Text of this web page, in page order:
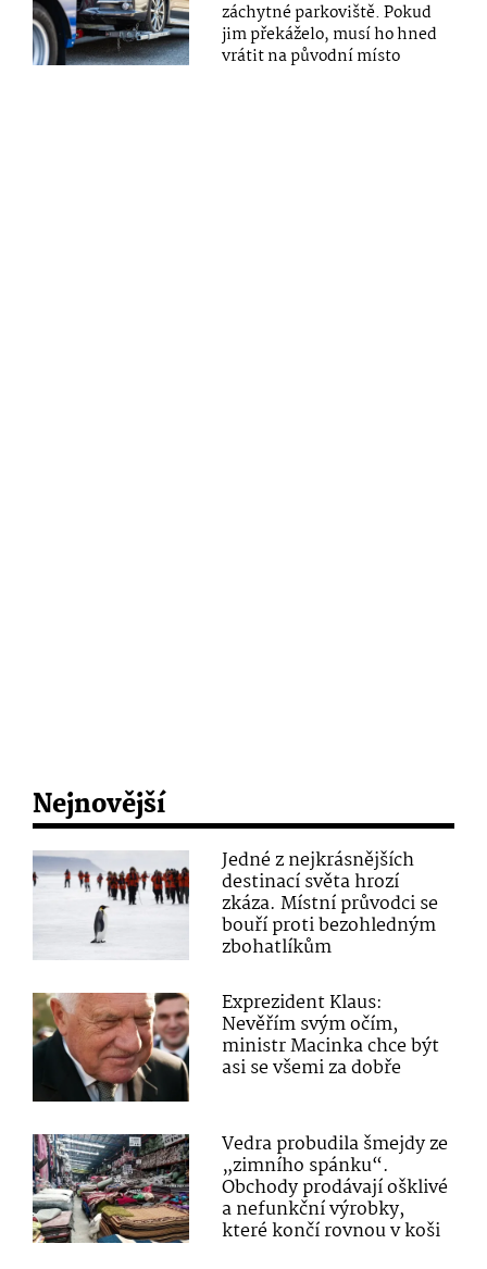
záchytné parkoviště. Pokud
jim překáželo, musí ho hned
vrátit na původní místo
Nejnovější
Jedné z nejkrásnějších
destinací světa hrozí
zkáza. Místní průvodci se
bouří proti bezohledným
zbohatlíkům
Exprezident Klaus:
Nevěřím svým očím,
ministr Macinka chce být
asi se všemi za dobře
Vedra probudila šmejdy ze
„zimního spánku“.
Obchody prodávají ošklivé
a nefunkční výrobky,
které končí rovnou v koši